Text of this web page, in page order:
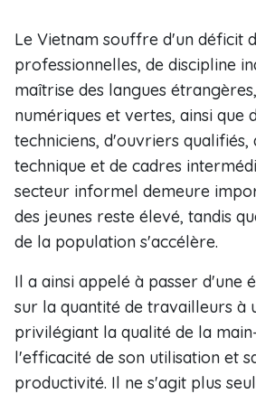
Le Vietnam souffre d'un déficit
professionnelles, de discipline
maîtrise des langues
numériques et vertes, ainsi que
techniciens, d'ouvriers qualifiés,
technique et de cadres
secteur informel demeure
des jeunes reste élevé, tandis
de la population s'accélère.
Il a ainsi appelé à passer d'une
sur la quantité de travailleurs à
privilégiant la qualité de la
l'efficacité de son utilisation et
productivité. Il ne s'agit plus